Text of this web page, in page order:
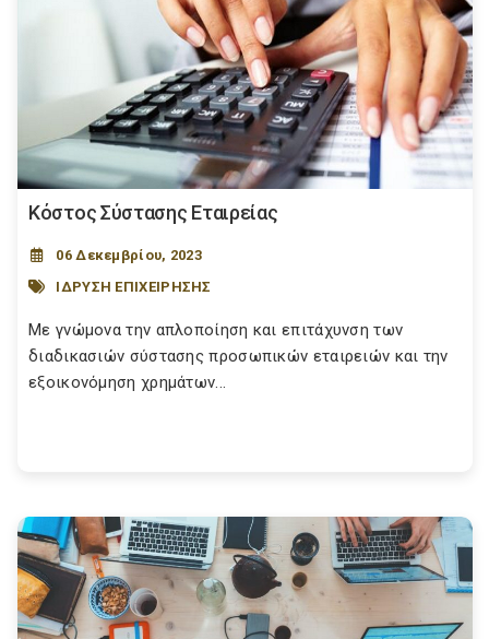
Κόστος Σύστασης Εταιρείας
06 Δεκεμβρίου, 2023
ΙΔΡΥΣΗ ΕΠΙΧΕΙΡΗΣΗΣ
Με γνώμονα την απλοποίηση και επιτάχυνση των
διαδικασιών σύστασης προσωπικών εταιρειών και την
εξοικονόμηση χρημάτων...